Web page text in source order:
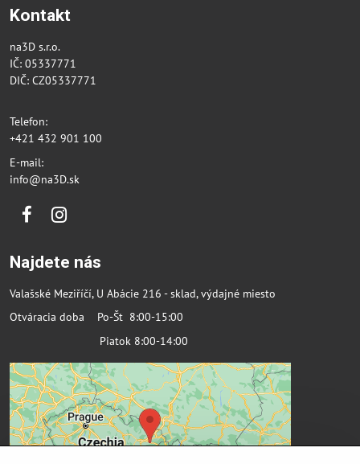
Kontakt
na3D s.r.o.
IČ: 05337771
DIČ: CZ05337771
Telefon:
+421 432 901 100
E-mail:
info@na3D.sk
FacebookInstagram
Najdete nás
Valašské Meziříčí, U Abácie 216 - sklad, výdajné miesto
Otváracia doba Po-Št 8:00-15:00
Piatok 8:00-14:00